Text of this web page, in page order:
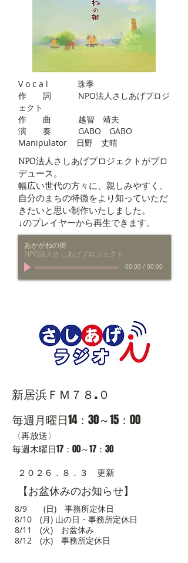
V o c a l 珠季
作 詞 NPO法人さしあげプロジ
ェクト
作 曲 越智 靖夫
演 奏 GABO GABO
Manipulator 日野 丈晴
NPO法人さしあげプロジェクトがプロ
デュース。
幅広い世代の方々に、親しみやすく、
自分のまちの特徴をより知っていただ
きたいと思い制作いたしました。
↓のプレイヤーから再生できます。
あかがねの街
NPO法人さしあげプロジェクト
00:00 / 00:00
新居浜ＦＭ７８.０
毎週月曜日14：30～15：00
〈再放送〉
毎週木曜日17：00～17：30
​２０２６．８．３
更新
【お盆休みのお知らせ】
8/9 (日) 事務所定休日
8/10 (月) 山の日・事務所定休日
8/11 (火) お盆休み
8/12 (水) 事務所定休日